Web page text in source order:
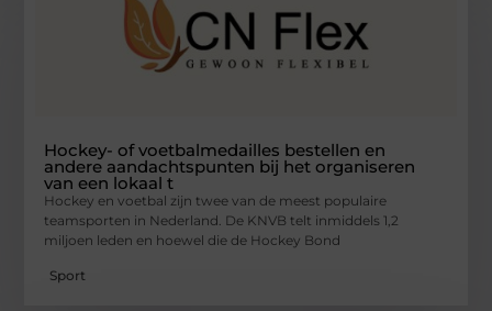
Hockey- of voetbalmedailles bestellen en
andere aandachtspunten bij het organiseren
van een lokaal t
Hockey en voetbal zijn twee van de meest populaire
teamsporten in Nederland. De KNVB telt inmiddels 1,2
miljoen leden en hoewel die de Hockey Bond
Sport